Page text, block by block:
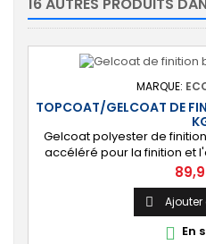
MARQUE:
TOPCOAT/GELCOAT DE
Gelcoat polyester de
accéléré pour la finition et
bassins. [Finition] : Fournit
brillante qualité immersion.
stratification résine et
catalyseur
Prix

 En